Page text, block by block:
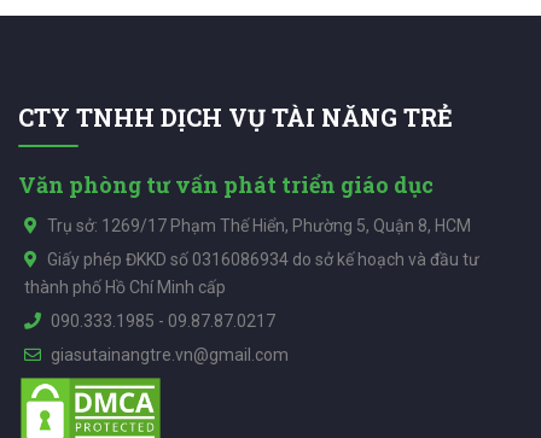
CTY TNHH DỊCH VỤ TÀI NĂNG TRẺ
Văn phòng tư vấn phát triển giáo dục
Trụ sở: 1269/17 Phạm Thế Hiển, Phường 5, Quận 8, HCM
Giấy phép ĐKKD số 0316086934 do sở kế hoạch và đầu tư
thành phố Hồ Chí Minh cấp
090.333.1985 - 09.87.87.0217
giasutainangtre.vn@gmail.com